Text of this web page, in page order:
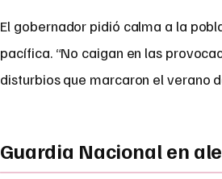
El gobernador pidió calma a la
pacífica. “No caigan en las
disturbios que marcaron el verano
Guardia Nacional en